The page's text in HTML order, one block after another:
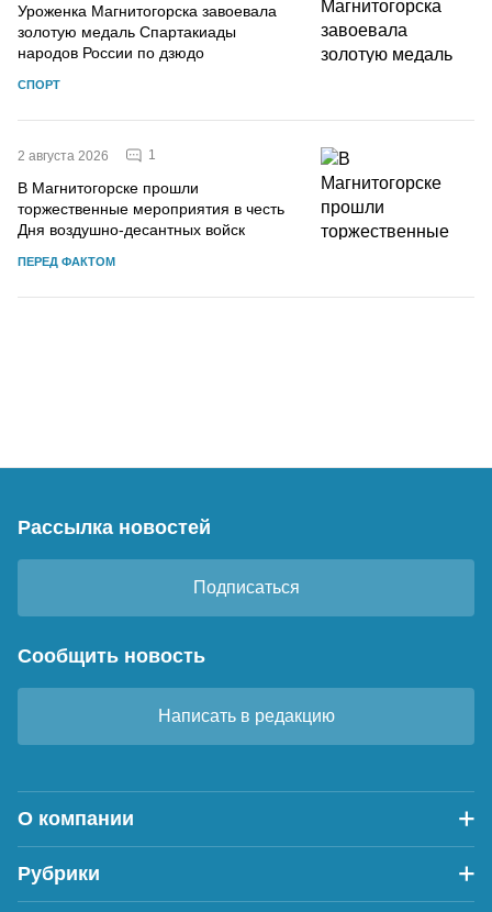
Уроженка Магнитогорска завоевала
золотую медаль Спартакиады
народов России по дзюдо
СПОРТ
2 августа 2026 1
В Магнитогорске прошли
торжественные мероприятия в честь
Дня воздушно-десантных войск
ПЕРЕД ФАКТОМ
Рассылка новостей
Подписаться
Сообщить новость
Написать в редакцию
О компании
Рубрики